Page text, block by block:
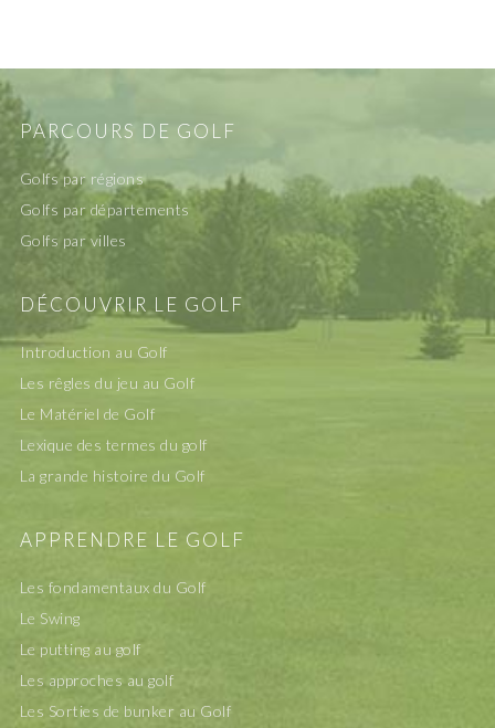
PARCOURS DE GOLF
Golfs par régions
Golfs par départements
Golfs par villes
DÉCOUVRIR LE GOLF
Introduction au Golf
Les rêgles du jeu au Golf
Le Matériel de Golf
Lexique des termes du golf
La grande histoire du Golf
APPRENDRE LE GOLF
Les fondamentaux du Golf
Le Swing
Le putting au golf
Les approches au golf
Les Sorties de bunker au Golf